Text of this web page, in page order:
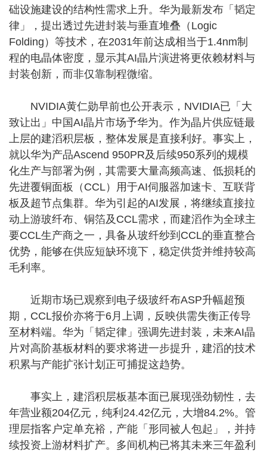
础设施建设的结构性需求上升。华为最新发布「韬定
律」，提出透过先进封装与垂直堆叠（Logic
Folding）等技术，在2031年前达成相当于1.4nm制
程的电晶体密度，显示其AI晶片演进将更依赖材料与
封装创新，而非仅靠制程微缩。
NVIDIA黄仁勋早前也公开表示，NVIDIA已「大
致让出」中国AI晶片市场予华为。作为晶片供应链最
上层的建滔积层板，整体发展是直接利好。事实上，
就以华为产品Ascend 950PR及后续950系列的规模
化生产与部署为例，其需要大量高频高速、低损耗的
先进覆铜面板（CCL）用于AI伺服器加速卡、互联背
板及超节点集群。华为引起的AI发展，将继续直接拉
动上游玻纤布、铜箔及CCL需求，而建滔作为全球主
要CCL生产商之一，具备从玻纤纱到CCL的垂直整合
优势，能够在供应短缺环境下，稳定供货并维持较高
毛利率。
近期市场已观察到电子级玻纤布ASP升幅超预
期，CCL报价亦将于6月上调，反映供需失衡正传导
至材料端。华为「韬定律」强调先进封装，未来AI晶
片对高阶基板材料的要求将进一步提升，建滔的技术
积累与产能扩张计划正可捕捉这趋势。
事实上，建滔积层板基本面已展现强劲韧性，去
年营业额204亿元，纯利24.42亿元，大增84.2%。管
理层指客户定单充裕，产能「形同被人包起」，并持
续投资上游材料扩产。多间机构已将其未来三年盈利